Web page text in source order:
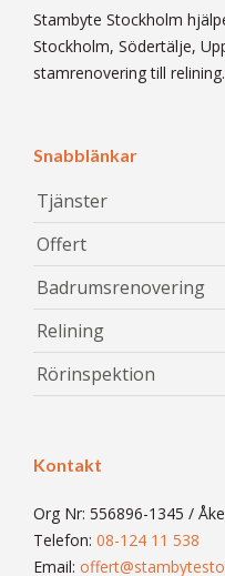
Stambyte Stockholm
Stockholm, Södertälje,
stamrenovering till relining.
Snabblänkar
Tjänster
Offert
Badrumsrenovering
Relining
Rörinspektion
Kontakt
Org Nr: 556896-1345 /
Telefon: 08-124 11 538
Email: